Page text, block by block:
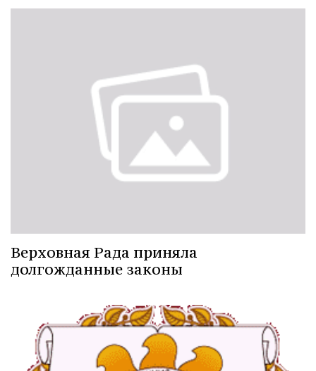
Верховная Рада приняла
долгожданные законы